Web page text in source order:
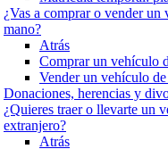
¿Vas a comprar o vender un
mano?
Atrás
Comprar un vehículo
Vender un vehículo
Donaciones, herencias y
¿Quieres traer o llevarte un
extranjero?
Atrás